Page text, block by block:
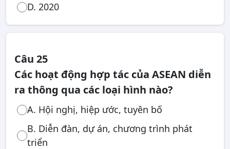
D. 2020
Câu 25
Các hoạt động hợp tác của ASEAN diễn
ra thông qua các loại hình nào?
A. Hội nghị, hiệp ước, tuyên bố
B. Diễn đàn, dự án, chương trình phát
triển